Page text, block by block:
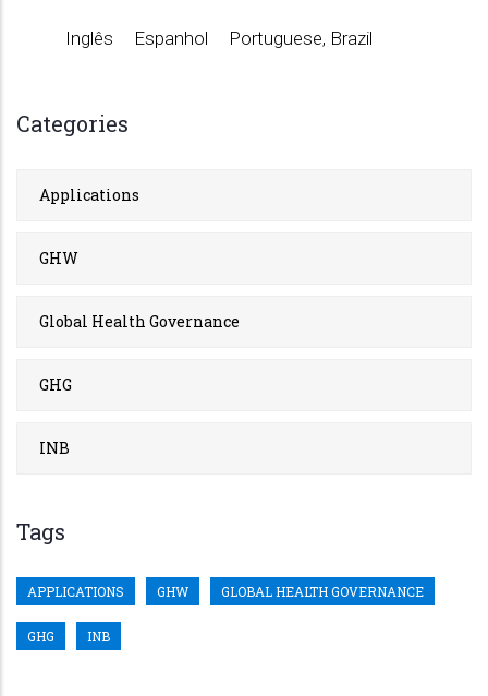
Inglês Espanhol Portuguese, Brazil
Categories
Applications
GHW
Global Health Governance
GHG
INB
Tags
APPLICATIONS GHW GLOBAL HEALTH GOVERNANCE
GHG INB